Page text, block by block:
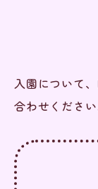
入園について
合わせください